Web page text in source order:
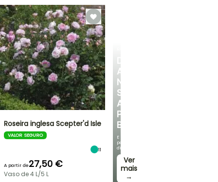
DESCUBRA
A
NOSSA
SELEÇÃO
A
PREÇOS
BAIXOS
E
poupe
dinheiro!
Ver
mais
→
Roseira inglesa Scepter'd Isle
VALOR SEGURO
11
A partir de27,50 €
Vaso de 4 L/5 L